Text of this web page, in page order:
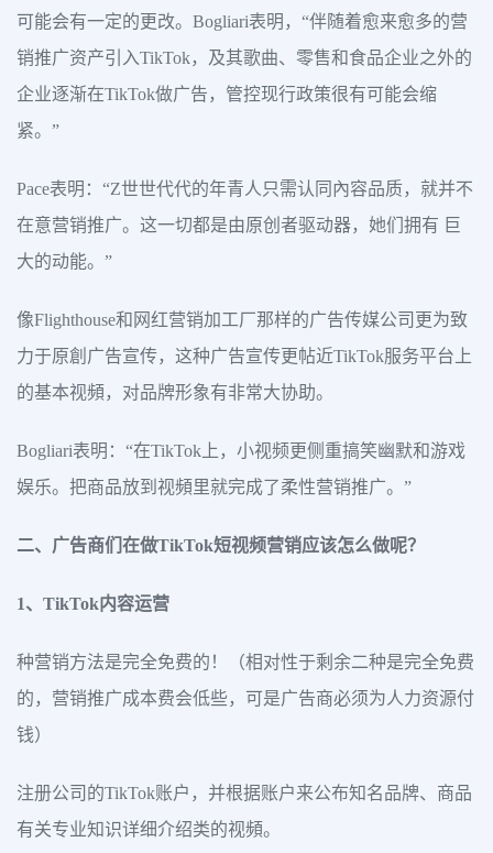
可能会有一定的更改。Bogliari表明，“伴随着愈来愈多的营
销推广资产引入TikTok，及其歌曲、零售和食品企业之外的
企业逐渐在TikTok做广告，管控现行政策很有可能会缩
紧。”
Pace表明：“Z世世代代的年青人只需认同內容品质，就并不
在意营销推广。这一切都是由原创者驱动器，她们拥有 巨
大的动能。”
像Flighthouse和网红营销加工厂那样的广告传媒公司更为致
力于原創广告宣传，这种广告宣传更帖近TikTok服务平台上
的基本视頻，对品牌形象有非常大协助。
Bogliari表明：“在TikTok上，小视频更侧重搞笑幽默和游戏
娱乐。把商品放到视頻里就完成了柔性营销推广。”
二、广告商们在做TikTok短视频营销应该怎么做呢？
1、TikTok内容运营
种营销方法是完全免费的！（相对性于剩余二种是完全免费
的，营销推广成本费会低些，可是广告商必须为人力资源付
钱）
注册公司的TikTok账户，并根据账户来公布知名品牌、商品
有关专业知识详细介绍类的视頻。